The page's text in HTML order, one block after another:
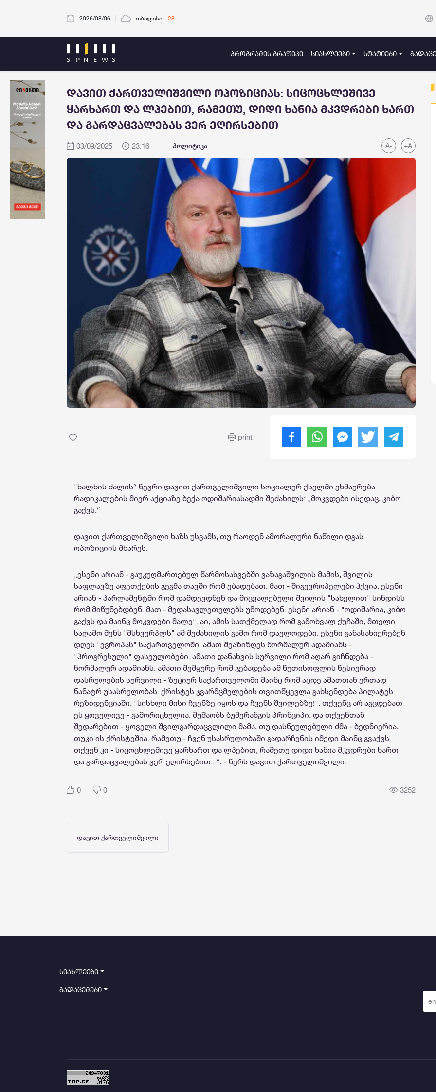
2026/08/06 თბილისი +28
ᲞᲠᲝᲒᲠᲐᲛᲘᲡ ᲒᲠᲐᲤᲘᲙᲘ ᲡᲘᲐᲮᲚᲔᲔᲑᲘ ᲡᲢᲐᲢᲘᲔᲑᲘ
დავით ქართველიშვილი ოპოზიციას: სიცოცხლეშივე
ყარხართ და ლპებით, რამეთუ, დიდი ხანია მკვდრები ხართ
და გარდაცვალებას ვერ ეღირსებით
03/09/2025 23:16 პოლიტიკა A- +A
print
"ხალხის ძალის“ წევრი დავით ქართველიშვილი სოციალურ ქსელში ეხმაურება
რადიკალების მიერ აქციაზე ბექა ოდიშარიასადმი შეძახილს: „მოკვდები ისედაც, კიბო
გაქვს.“
დავით ქართველიშვილი ხაზს უსვამს, თუ რაოდენ ამორალური ნაწილი დგას
ოპოზიციის მხარეს.
„ესენი არიან - გაუკუღმართებულ წარმოსახვებში ვაზაგაშვილის მამის, შვილის
საფლავზე აფეთქების გეგმა თავში რომ ებადებათ. მათ - შიგევროპელები ჰქვია. ესენი
არიან - პარლამენტში რომ დამდევდნენ და მიცვალებული შვილის "სახელით" სინდისს
რომ მიწუნებდბენ. მათ - მედასავლეთელებს უწოდებენ. ესენი არიან - "ოდიშარია, კიბო
გაქვს და მაინც მოკვდები მალე". აი, ამის სათქმელად რომ გამოხვალ ქუჩაში, მთელი
საღამო შენს "მსხვერპლს" ამ შეძახილის გამო რომ დაელოდები. ესენი განასახიერებენ
დღეს "ევროპას" საქართველოში. ამათ შეაზიზღეს ნორმალურ ადამიანს -
"პროგრესული" ფასეულობები. ამათი დანახვის სურვილი რომ აღარ გიჩნდება -
ნორმალურ ადამიანს. ამათი შემყურე რომ გებადება ამ წუთისოფლის წესიერად
დასრულების სურვილი - ზეციურ საქართველოში მაინც რომ აცდე ამათთან ერთად
ნანატრ უსასრულობას. ქრისტეს ჯვარმცმელების თვითწყევლა გახსენდება პილატეს
რეზიდენციაში: "სისხლი მისი ჩვენზე იყოს და ჩვენს შვილებზე!". თქვენც არ აგცდებათ
ეს ყოველივე - გამორიცხულია. მუშაობს ბუმერანგის პრინციპი. და თქვენთან
შედარებით - ყოველი შვილგარდაცვლილი მამა, თუ დასნეულებული ძმა - ბედნიერია,
თუკი ის ქრისტეშია. რამეთუ - ჩვენ უსასრულობაში გადარჩენის იმედი მაინც გვაქვს.
თქვენ კი - სიცოცხლეშივე ყარხართ და ლპებით, რამეთუ დიდი ხანია მკვდრები ხართ
და გარდაცვალებას ვერ ეღირსებით...“, - წერს დავით ქართველიშვილი.
0 0 3252
დავით ქართველიშვილი
სიახლეები
გადაცემები